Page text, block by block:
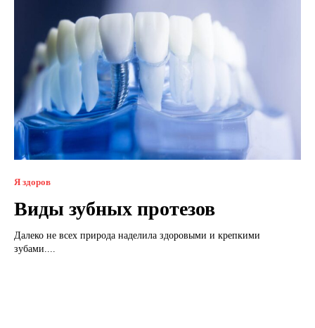
Я здоров
Виды зубных протезов
Далеко не всех природа наделила здоровыми и крепкими
зубами....